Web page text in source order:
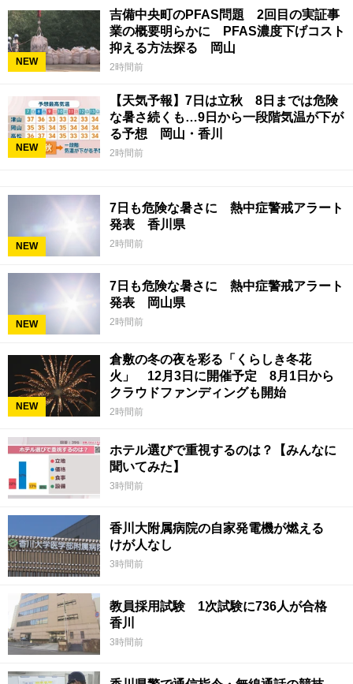
NEW
吉備中央町のPFAS問題 2回目の実証事
業の概要明らかに PFAS濃度下げコスト
抑える方法探る 岡山
2時間前
NEW
【天気予報】7日は立秋 8日までは危険
な暑さ続くも…9日から一段階気温が下が
る予想 岡山・香川
2時間前
NEW
7日も危険な暑さに 熱中症警戒アラート
発表 香川県
2時間前
NEW
7日も危険な暑さに 熱中症警戒アラート
発表 岡山県
2時間前
NEW
倉敷の冬の夜を彩る「くらしき冬花
火」 12月3日に開催予定 8月1日から
クラウドファンディングも開始
2時間前
ホテル選びで重視するのは？【みんなに
聞いてみた】
3時間前
香川大附属病院の自家発電機が燃える
けが人なし
3時間前
教員採用試験 1次試験に736人が合格
香川
3時間前